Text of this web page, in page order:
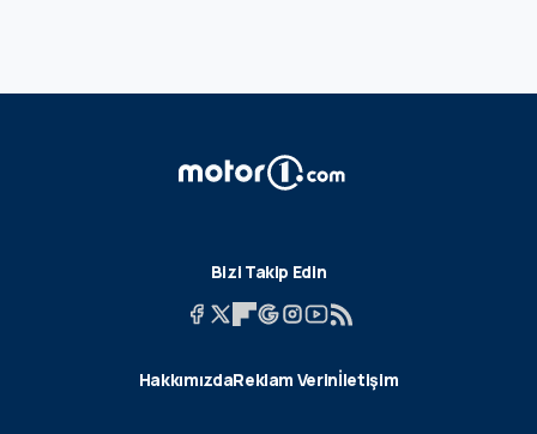
Bizi Takip Edin
HakkımızdaReklam Verinİletişim